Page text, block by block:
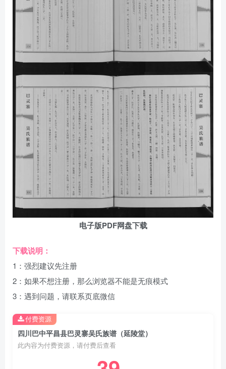
电子版PDF网盘下载
下载说明：
1：强烈建议先注册
2：如果不想注册，那么浏览器不能是无痕模式
3：遇到问题，请联系页底微信
四川巴中平昌县巴灵寨吴氏族谱（延陵堂）
此内容为付费资源，请付费后查看
付费资源